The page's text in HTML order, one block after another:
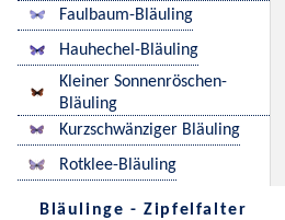
Faulbaum-Bläuling
Hauhechel-Bläuling
Kleiner Sonnenröschen-
Bläuling
Kurzschwänziger Bläuling
Rotklee-Bläuling
Bläulinge - Zipfelfalter